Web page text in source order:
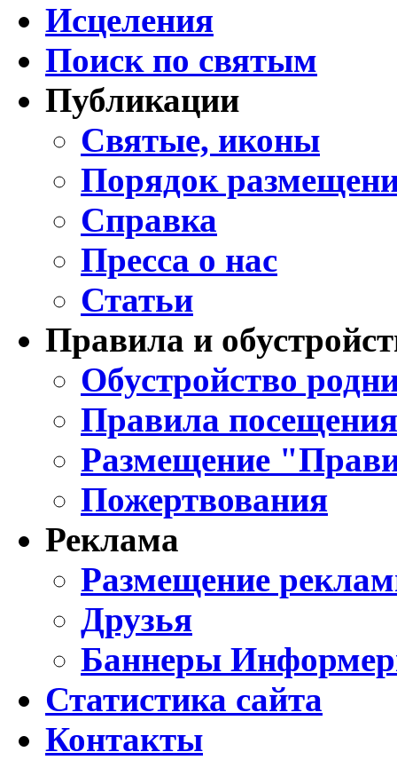
Исцеления
Поиск по святым
Публикации
Святые, иконы
Порядок
Справка
Пресса о нас
Статьи
Правила и
Обустройство
Правила
Размещение
Пожертвования
Реклама
Размещение
Друзья
Баннеры
Статистика сайта
Контакты